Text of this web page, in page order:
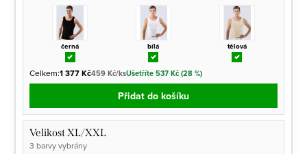
černá bílá tělová
Celkem:1 377 Kč459 Kč/ksUšetříte 537 Kč (28 %)
Přidat do košíku
Velikost XL/XXL
3 barvy vybrány